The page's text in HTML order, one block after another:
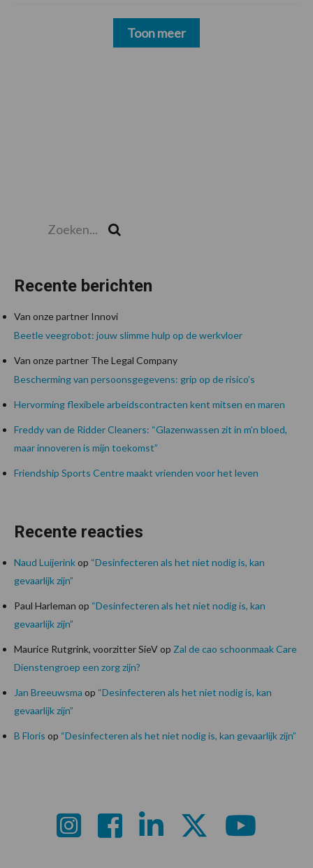
Toon meer
Recente berichten
Van onze partner Innovi
Beetle veegrobot: jouw slimme hulp op de werkvloer
Van onze partner The Legal Company
Bescherming van persoonsgegevens: grip op de risico’s
Hervorming flexibele arbeidscontracten kent mitsen en maren
Freddy van de Ridder Cleaners: “Glazenwassen zit in m’n bloed,
maar innoveren is mijn toekomst”
Friendship Sports Centre maakt vrienden voor het leven
Recente reacties
Naud Luijerinkop “Desinfecteren als het niet nodig is, kan
gevaarlijk zijn”
Paul Harleman op “Desinfecteren als het niet nodig is, kan
gevaarlijk zijn”
Maurice Rutgrink, voorzitter SieVop Zal de cao schoonmaak Care
Dienstengroep een zorg zijn?
Jan Breeuwsma op “Desinfecteren als het niet nodig is, kan
gevaarlijk zijn”
B Floris op “Desinfecteren als het niet nodig is, kan gevaarlijk zijn”